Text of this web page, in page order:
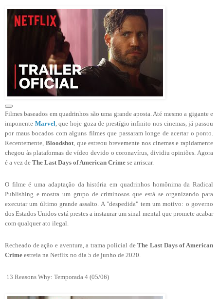
Filmes baseados em quadrinhos são uma grande aposta. Até mesmo a gigante e
imponente Marvel , que hoje goza de prestígio infinito nos cinemas, já passou
por maus bocados com alguns filmes que passaram longe de acertar o ponto.
Recentemente, Bloodshot, que estreou brevemente nos cinemas e rapidamente
chegou às plataformas de vídeo devido o coronavírus, dividiu opiniões. Agora
é a vez de The Last Days of American Crime se arriscar.
O filme é uma adaptação da história em quadrinhos homônima da Radical
Publishing e mostra um grupo de criminosos que está se organizando para
executar um último grande assalto. A "despedida" tem um motivo: o governo
dos Estados Unidos está prestes a instaurar um sinal mental que promete acabar
com qualquer ato ilegal.
Recheado de ação e aventura, a trama policial deThe Last Days of American
Crime estreia na Netflix no dia 5 de junho de 2020.
13 Reasons Why: Temporada 4 (05/06)